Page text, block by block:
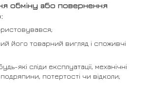
обміну або повернення
його товарний вигляд і споживчі
які сліди експлуатації, механічні
потертості чи відколи;